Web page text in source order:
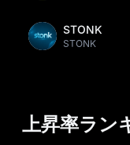
STONK
STONK
上昇率ラン